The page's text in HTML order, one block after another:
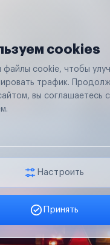
замыкание
cookies
файлы cookie, чтобы
трафик.
вы соглашаетесь
Настроить
Принять